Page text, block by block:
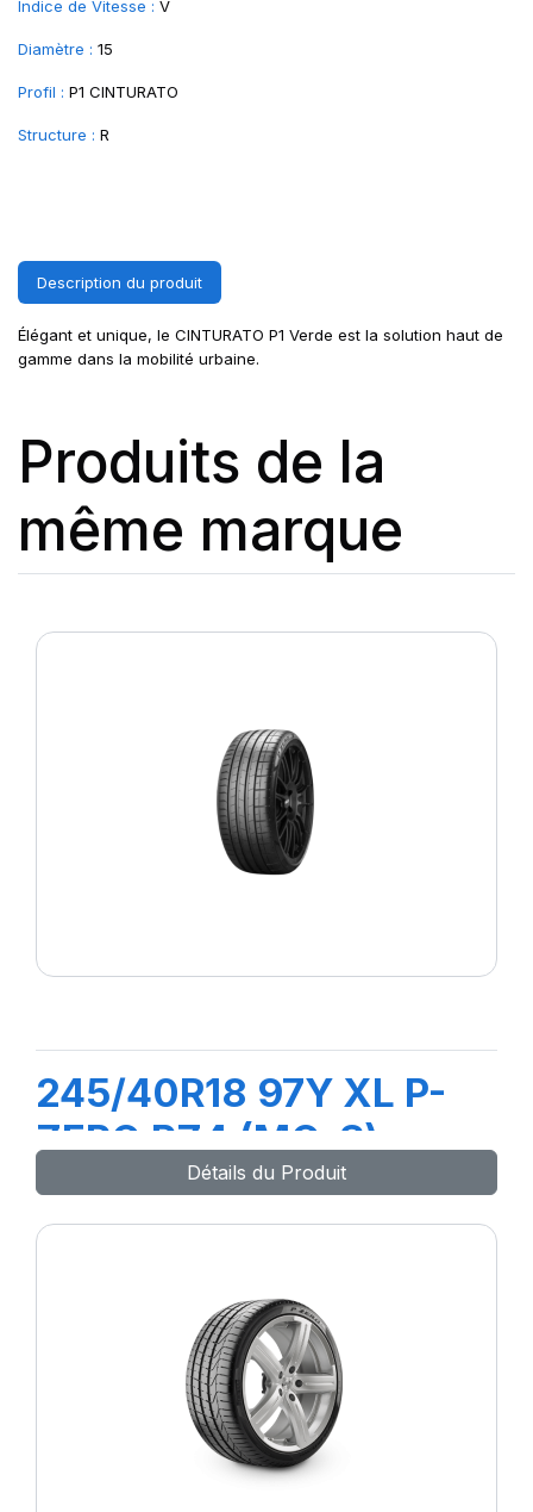
Indice de Vitesse : V
Diamètre : 15
Profil : P1 CINTURATO
Structure : R
Description du produit
Élégant et unique, le CINTURATO P1 Verde est la solution haut de
gamme dans la mobilité urbaine.
Produits de la
même marque
245/40R18 97Y XL P-
ZERO PZ4 (MO-S) ncs
Détails du Produit